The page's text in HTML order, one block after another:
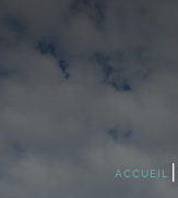
ACCUEIL